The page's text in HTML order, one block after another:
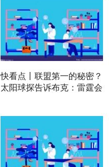
快看点丨联盟第一的秘密？
太阳球探告诉布克：雷霆会